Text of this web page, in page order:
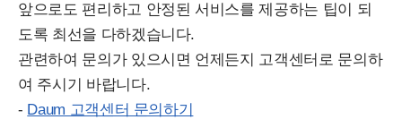
앞으로도 편리하고 안정된 서비스를 제공하는 팁이 되
도록 최선을 다하겠습니다.
관련하여 문의가 있으시면 언제든지 고객센터로 문의하
여 주시기 바랍니다.
- Daum 고객센터 문의하기